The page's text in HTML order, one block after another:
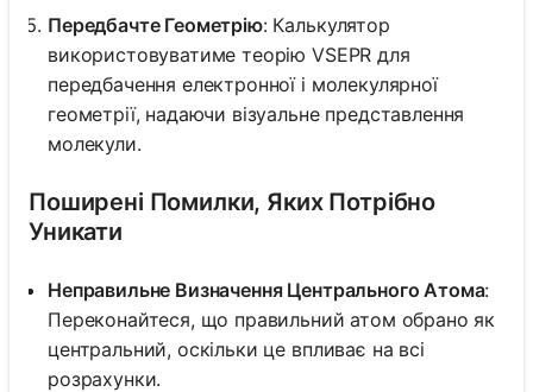
Передбачте Геометрію: Калькулятор
використовуватиме теорію VSEPR для
передбачення електронної і молекулярної
геометрії, надаючи візуальне представлення
молекули.
Поширені Помилки, Яких Потрібно
Уникати
Неправильне Визначення Центрального Атома:
Переконайтеся, що правильний атом обрано як
центральний, оскільки це впливає на всі
розрахунки.